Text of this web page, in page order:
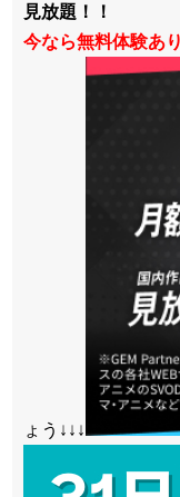
見放題！！
今なら無料体験あ
ょう↓↓↓